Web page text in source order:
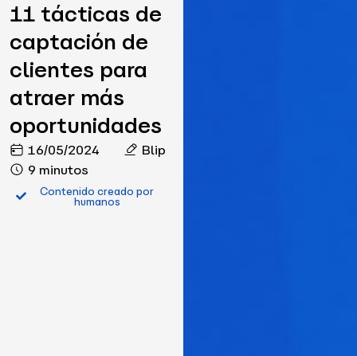
11 tácticas de
captación de
clientes para
atraer más
oportunidades
16/05/2024
Blip
9 minutos
Contenido creado por
humanos